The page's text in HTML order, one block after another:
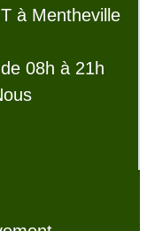
à Mentheville
08h à 21h